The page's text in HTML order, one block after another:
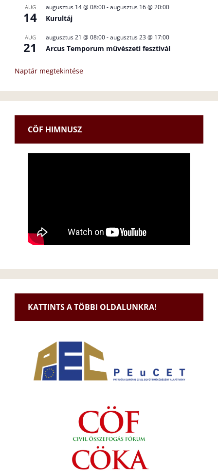
AUG
14
augusztus 14 @ 08:00-augusztus 16 @ 20:00
Kurultáj
AUG
21
augusztus 21 @ 08:00-augusztus 23 @ 17:00
Arcus Temporum művészeti fesztivál
Naptár megtekintése
CÖF HIMNUSZ
KATTINTS A TÖBBI OLDALUNKRA!